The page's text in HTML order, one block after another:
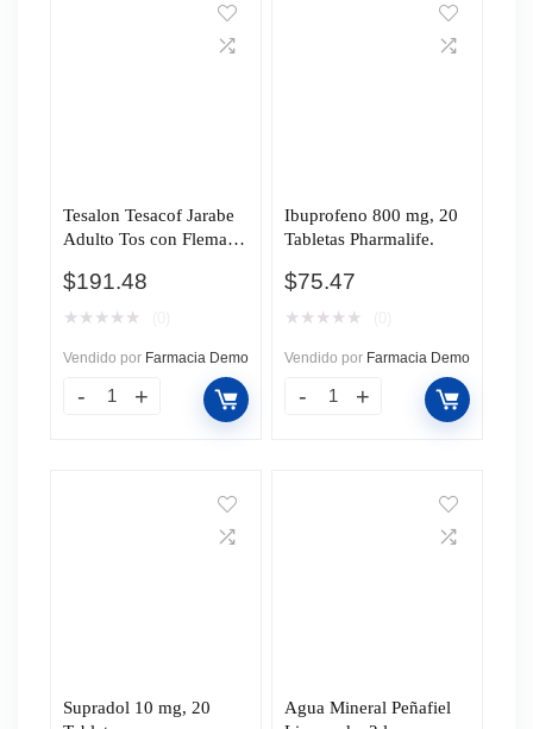
Tesalon Tesacof Jarabe
Adulto Tos con Flema,
$191.48
★ ★ ★ ★ ★
Vendido por Farmacia Demo
Ibuprofeno 800 mg, 20
Tabletas Pharmalife.
$75.47
★ ★ ★ ★ ★
Vendido por Farmacia Demo
Supradol 10 mg, 20
Agua Mineral Peñafiel